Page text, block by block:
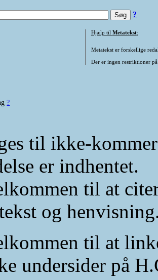
?
?
Hjælp til Metatekst:
Metatekst er forskellige
Der er ingen restriktioner
til ikke-
er indhentet.
til at
og
til at
undersider på